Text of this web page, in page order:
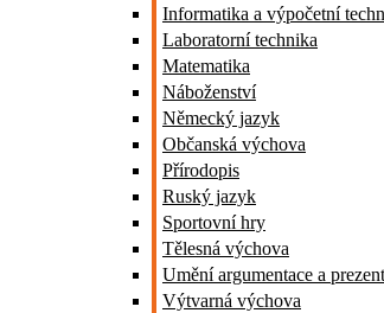
Informatika a výpočetní
Laboratorní technika
Matematika
Náboženství
Německý jazyk
Občanská výchova
Přírodopis
Ruský jazyk
Sportovní hry
Tělesná výchova
Umění argumentace a
Výtvarná výchova